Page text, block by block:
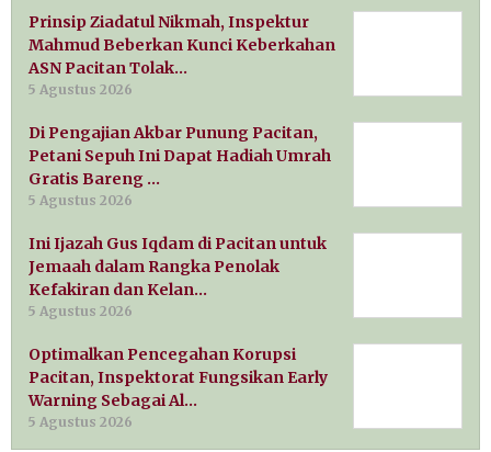
Prinsip Ziadatul Nikmah, Inspektur
Mahmud Beberkan Kunci Keberkahan
ASN Pacitan Tolak…
5 Agustus 2026
Di Pengajian Akbar Punung Pacitan,
Petani Sepuh Ini Dapat Hadiah Umrah
Gratis Bareng …
5 Agustus 2026
Ini Ijazah Gus Iqdam di Pacitan untuk
Jemaah dalam Rangka Penolak
Kefakiran dan Kelan…
5 Agustus 2026
Optimalkan Pencegahan Korupsi
Pacitan, Inspektorat Fungsikan Early
Warning Sebagai Al…
5 Agustus 2026